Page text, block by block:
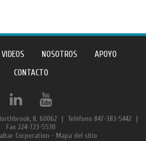
VIDEOS NOSOTROS
APOYO
CONTACTO
IL 60062 | Teléfono 847-383-5442
|
Fax 224-723-5530
Corporation - Mapa del sitio